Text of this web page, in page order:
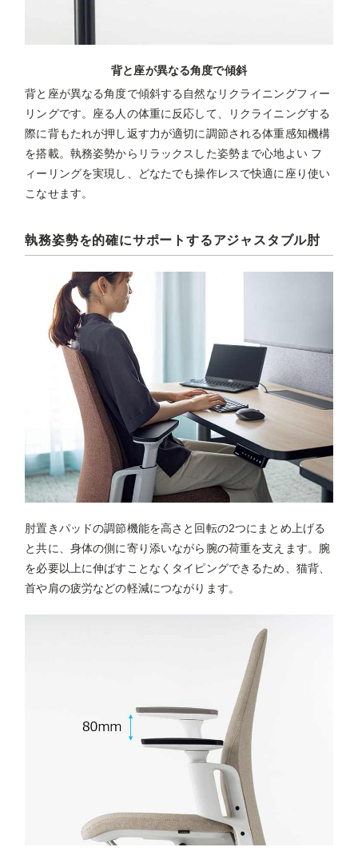
背と座が異なる角度で傾斜
背と座が異なる角度で傾斜する自然なリクライニングフィー
リングです。座る人の体重に反応して、リクライニングする
際に背もたれが押し返す力が適切に調節される体重感知機構
を搭載。執務姿勢からリラックスした姿勢まで心地よい フ
ィーリングを実現し、どなたでも操作レスで快適に座り使い
こなせます。
執務姿勢を的確にサポートするアジャスタブル肘
肘置きパッドの調節機能を高さと回転の2つにまとめ上げる
と共に、身体の側に寄り添いながら腕の荷重を支えます。腕
を必要以上に伸ばすことなくタイピングできるため、猫背、
首や肩の疲労などの軽減につながります。